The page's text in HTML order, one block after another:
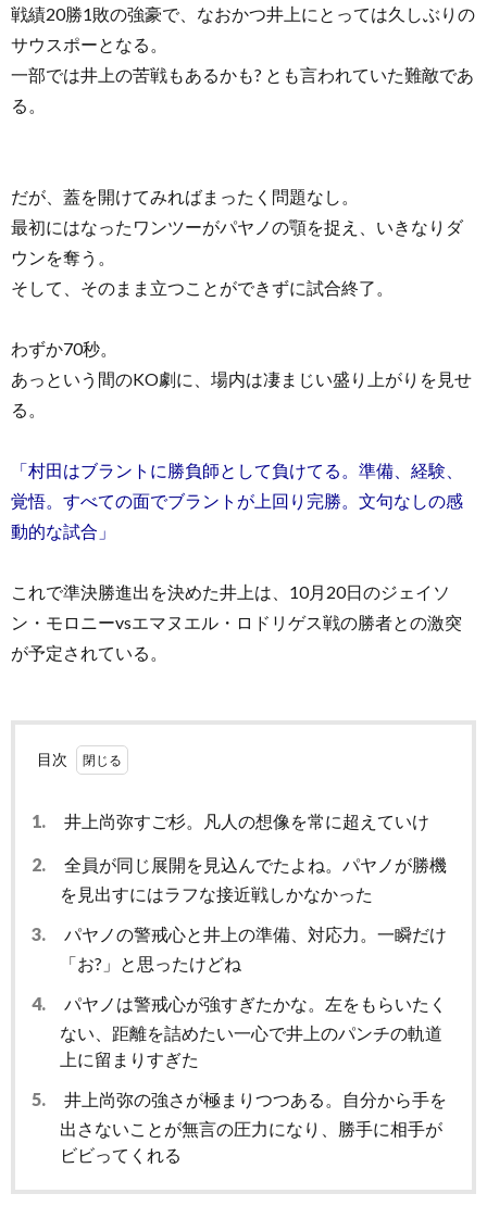
戦績20勝1敗の強豪で、なおかつ井上にとっては久しぶりの
サウスポーとなる。
一部では井上の苦戦もあるかも? とも言われていた難敵であ
る。
だが、蓋を開けてみればまったく問題なし。
最初にはなったワンツーがパヤノの顎を捉え、いきなりダ
ウンを奪う。
そして、そのまま立つことができずに試合終了。
わずか70秒。
あっという間のKO劇に、場内は凄まじい盛り上がりを見せ
る。
「村田はブラントに勝負師として負けてる。準備、経験、
覚悟。すべての面でブラントが上回り完勝。文句なしの感
動的な試合」
これで準決勝進出を決めた井上は、10月20日のジェイソ
ン・モロニーvsエマヌエル・ロドリゲス戦の勝者との激突
が予定されている。
目次
1. 井上尚弥すご杉。凡人の想像を常に超えていけ
2.
全員が同じ展開を見込んでたよね。パヤノが勝機
を見出すにはラフな接近戦しかなかった
3.
パヤノの警戒心と井上の準備、対応力。一瞬だけ
「お?」と思ったけどね
4.
パヤノは警戒心が強すぎたかな。左をもらいたく
ない、距離を詰めたい一心で井上のパンチの軌道
上に留まりすぎた
5.
井上尚弥の強さが極まりつつある。自分から手を
出さないことが無言の圧力になり、勝手に相手が
ビビってくれる